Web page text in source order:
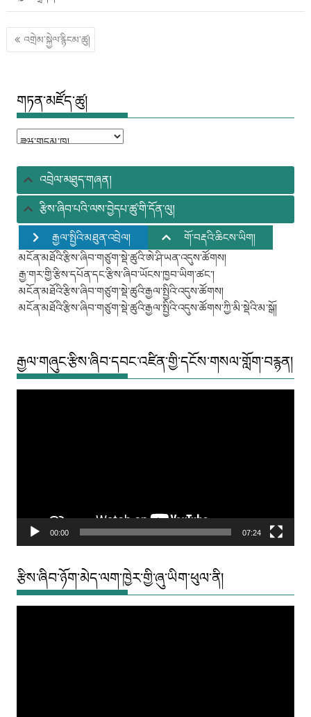
འགྲེམ་
སྐྱེལ་
ལམ།
འགྲེམ་སྐྱེལ་རྙིངམ་ཚུ།
གཏན་མཛོད་ཚུ།
གཏན་
ཚུ།
འབྲེལ་མཐུད་གཞན།
རྩིས་ཞིབ་པའི་ལས་བྱེདཔ་ཚུ་གི་དོན་ལུ།
རྒྱལ་སྤྱིའི་མཐུན་འབྲེལ།
གོ་བརྡའི་ཆིངས་ཡིག།
མངོན་མཐོའི་རྩིས་ཞིབ་གཙུག་སྡེ་ཚུའི་ཨེ་ཤི་ཡན་འདུས་ཚོགས།
རྒྱ་གར་གྱི་རྩིས་དཔོན་དང་རྩིས་ཞིབ་ཡོངས་ཁྱབ་ཡིག་ཚང་།
མངོན་མཐོའི་རྩིས་ཞིབ་གཙུག་སྡེ་ཚུའི་རྒྱལ་སྤྱིའི་འདུས་ཚོགས།
མངོན་མཐོའི་རྩིས་ཞིབ་གཙུག་སྡེ་ཚུའི་རྒྱལ་སྤྱིའི་འདུས་ཚོགས་ཀྱི་མི་སྡེའི་མ་སྒོ།
རྒྱལ་གཞུང་རྩིས་ཞིབ་དབང་འཛིན་གྱི་དངོས་གསལ་གློག་བརྙན།
00:00 07:24
རྩིས་ཞིབ་ཉོག་མེད་ལག་ཁྱེར་གྱི་ཞུ་ཡིག་ཕུལ་ནི།